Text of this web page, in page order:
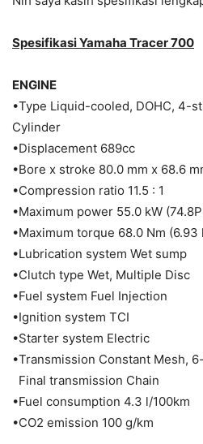
Spesifikasi Yamaha Tracer 700
ENGINE
•Type Liquid-cooled, DOHC, 4-
Cylinder
•Displacement 689cc
•Bore x stroke 80.0 mm x 68.6
•Compression ratio 11.5 : 1
•Maximum power 55.0 kW
•Maximum torque 68.0 Nm (6.93
•Lubrication system Wet sump
•Clutch type Wet, Multiple Disc
•Fuel system Fuel Injection
•Ignition system TCI
•Starter system Electric
•Transmission Constant Mesh,
Final transmission Chain
•Fuel consumption 4.3 l/100km
•CO2 emission 100 g/km